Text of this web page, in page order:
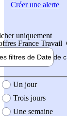
uniquement
France Travail
filtres de Date de
création de l'offre
Un jour
Trois jours
Une semaine
Créer une alerte